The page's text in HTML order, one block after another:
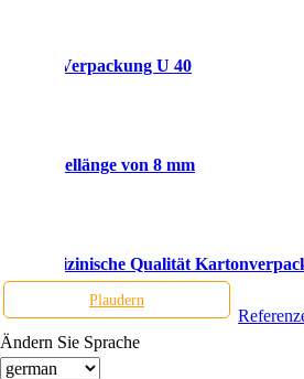
Verpackung U 40
Nadellänge von 8 mm
medizinische Qualität
Plaudern
Ändern Sie Sprache